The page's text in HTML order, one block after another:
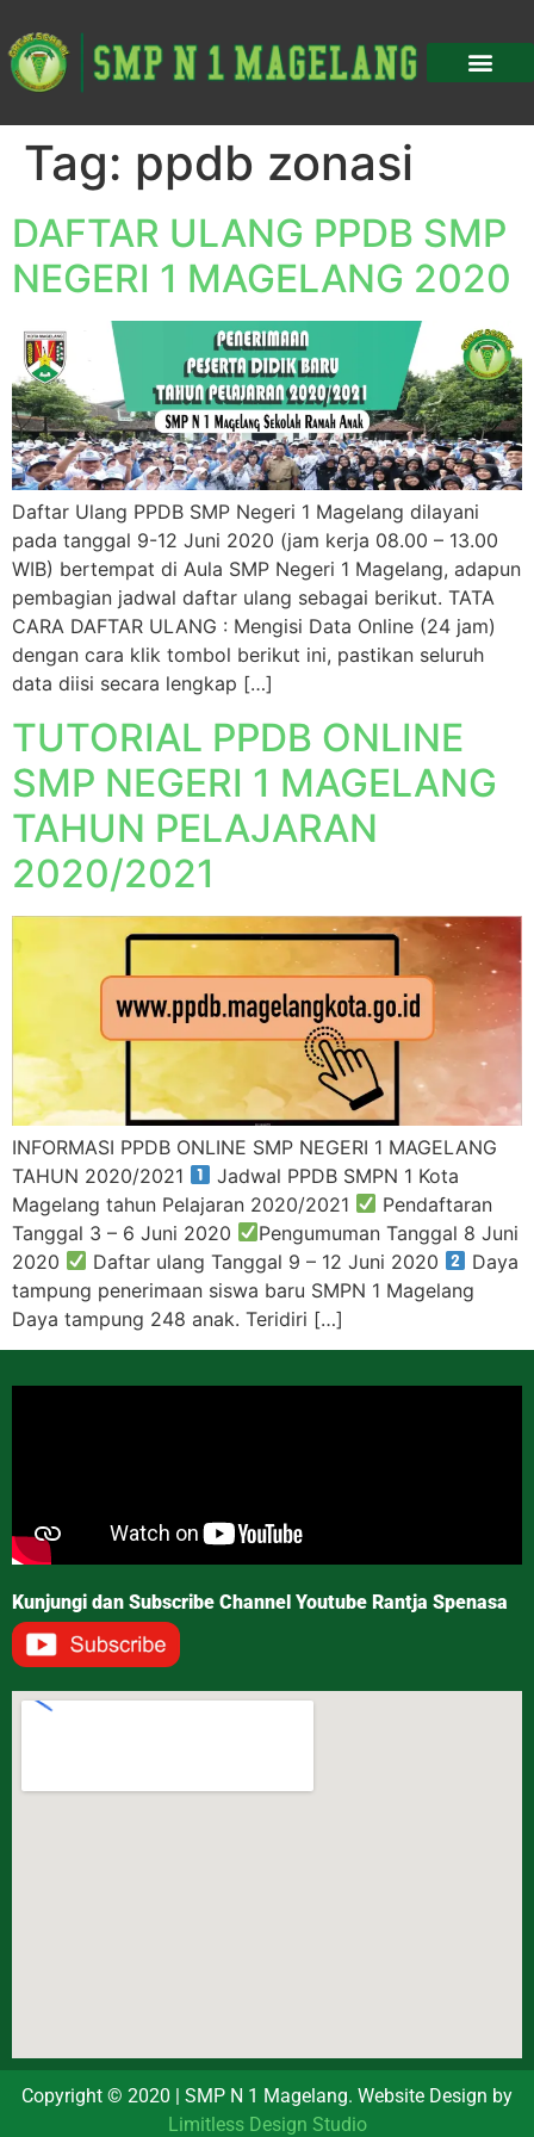
Tag: ppdb zonasi
DAFTAR ULANG PPDB SMP
NEGERI 1 MAGELANG 2020
Daftar Ulang PPDB SMP Negeri 1 Magelang dilayani
pada tanggal 9-12 Juni 2020 (jam kerja 08.00 – 13.00
WIB) bertempat di Aula SMP Negeri 1 Magelang, adapun
pembagian jadwal daftar ulang sebagai berikut. TATA
CARA DAFTAR ULANG : Mengisi Data Online (24 jam)
dengan cara klik tombol berikut ini, pastikan seluruh
data diisi secara lengkap […]
TUTORIAL PPDB ONLINE
SMP NEGERI 1 MAGELANG
TAHUN PELAJARAN
2020/2021
INFORMASI PPDB ONLINE SMP NEGERI 1 MAGELANG
TAHUN 2020/2021
Jadwal PPDB SMPN 1 Kota
Magelang tahun Pelajaran 2020/2021
Pendaftaran
Tanggal 3 – 6 Juni 2020
Pengumuman Tanggal 8 Juni
2020
Daftar ulang Tanggal 9 – 12 Juni 2020
Daya
tampung penerimaan siswa baru SMPN 1 Magelang
Daya tampung 248 anak. Teridiri […]
Kunjungi dan Subscribe Channel Youtube Rantja Spenasa
Copyright © 2020 | SMP N 1 Magelang. Website Design by
Limitless Design Studio